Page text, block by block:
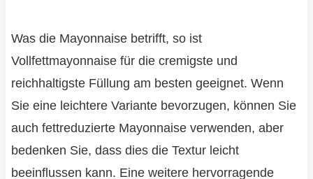
Was die Mayonnaise betrifft, so ist
Vollfettmayonnaise für die cremigste und
reichhaltigste Füllung am besten geeignet. Wenn
Sie eine leichtere Variante bevorzugen, können Sie
auch fettreduzierte Mayonnaise verwenden, aber
bedenken Sie, dass dies die Textur leicht
beeinflussen kann. Eine weitere hervorragende